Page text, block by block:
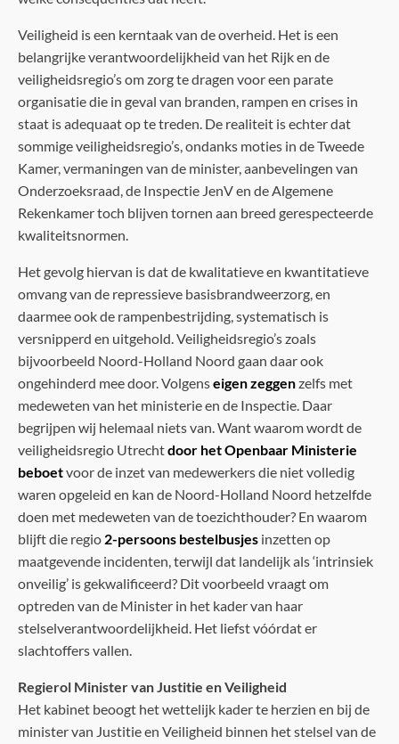
Veiligheid is een kerntaak van de overheid. Het is een
belangrijke verantwoordelijkheid van het Rijk en de
veiligheidsregio’s om zorg te dragen voor een parate
organisatie die in geval van branden, rampen en crises in
staat is adequaat op te treden. De realiteit is echter dat
sommige veiligheidsregio’s, ondanks moties in de Tweede
Kamer, vermaningen van de minister, aanbevelingen van
Onderzoeksraad, de Inspectie JenV en de Algemene
Rekenkamer toch blijven tornen aan breed gerespecteerde
kwaliteitsnormen.
Het gevolg hiervan is dat de kwalitatieve en kwantitatieve
omvang van de repressieve basisbrandweerzorg, en
daarmee ook de rampenbestrijding, systematisch is
versnipperd en uitgehold. Veiligheidsregio’s zoals
bijvoorbeeld Noord-Holland Noord gaan daar ook
ongehinderd mee door. Volgenseigen zeggenzelfs met
medeweten van het ministerie en de Inspectie. Daar
begrijpen wij helemaal niets van. Want waarom wordt de
veiligheidsregio Utrechtdoor het Openbaar Ministerie
beboetvoor de inzet van medewerkers die niet volledig
waren opgeleid en kan de Noord-Holland Noord hetzelfde
doen met medeweten van de toezichthouder? En waarom
blijft die regio 2-persoons bestelbusjes inzetten op
maatgevende incidenten, terwijl dat landelijk als ‘intrinsiek
onveilig’ is gekwalificeerd? Dit voorbeeld vraagt om
optreden van de Minister in het kader van haar
stelselverantwoordelijkheid. Het liefst vóórdat er
slachtoffers vallen.
Regierol Minister van Justitie en Veiligheid
Het kabinet beoogt het wettelijk kader te herzien en bij de
minister van Justitie en Veiligheid binnen het stelsel van de